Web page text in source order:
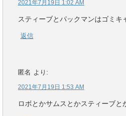
2021年7月19日 1:02 AM
スティーブとパックマンはゴミキ
返信
匿名 より:
2021年7月19日 1:53 AM
ロボとかサムスとかスティーブと